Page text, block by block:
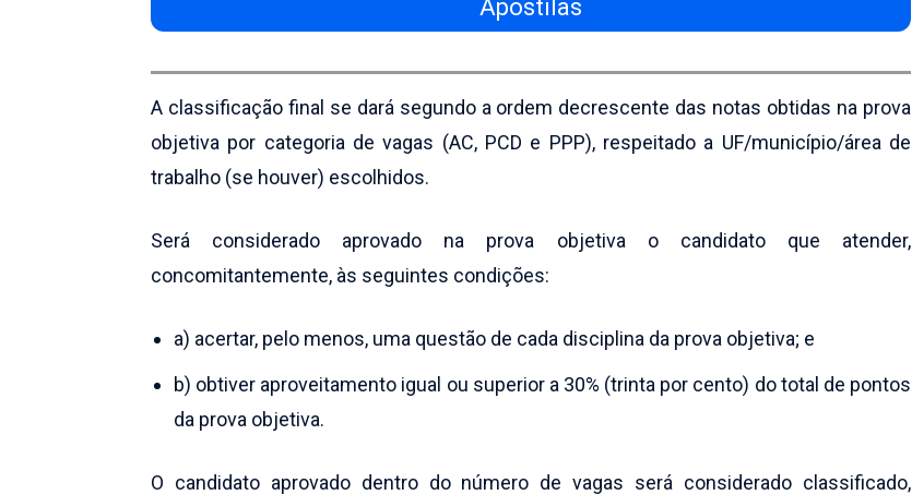
Apostilas
A classificação final se dará segundo a ordem decrescente das notas obtidas na prova
objetiva por categoria de vagas (AC, PCD e PPP), respeitado a UF/município/área de
trabalho (se houver) escolhidos.
Será considerado aprovado na prova objetiva o candidato que atender,
concomitantemente, às seguintes condições:
a) acertar, pelo menos, uma questão de cada disciplina da prova objetiva; e
b) obtiver aproveitamento igual ou superior a 30% (trinta por cento) do total de pontos
da prova objetiva.
O candidato aprovado dentro do número de vagas será considerado classificado,